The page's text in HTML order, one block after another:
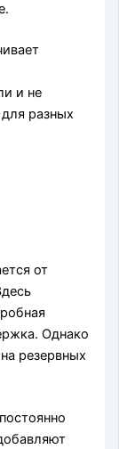
и не
разных
от
Однако
резервных